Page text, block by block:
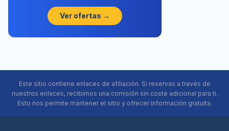
Ver ofertas →
Este sitio contiene enlaces de afiliación. Si reservas a través de
nuestros enlaces, recibimos una comisión sin coste adicional para ti.
Esto nos permite mantener el sitio y ofrecer información gratuita.